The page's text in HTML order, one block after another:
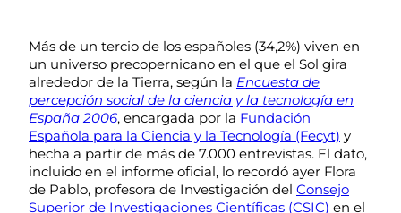
Más de un tercio de los españoles (34,2%) viven en
un universo precopernicano en el que el Sol gira
alrededor de la Tierra, según la Encuesta de
percepción social de la ciencia y la tecnología en
España 2006, encargada por la Fundación
Española para la Ciencia y la Tecnología (Fecyt) y
hecha a partir de más de 7.000 entrevistas. El dato,
incluido en el informe oficial, lo recordó ayer Flora
de Pablo, profesora de Investigación del Consejo
Superior de Investigaciones Científicas (CSIC) en el